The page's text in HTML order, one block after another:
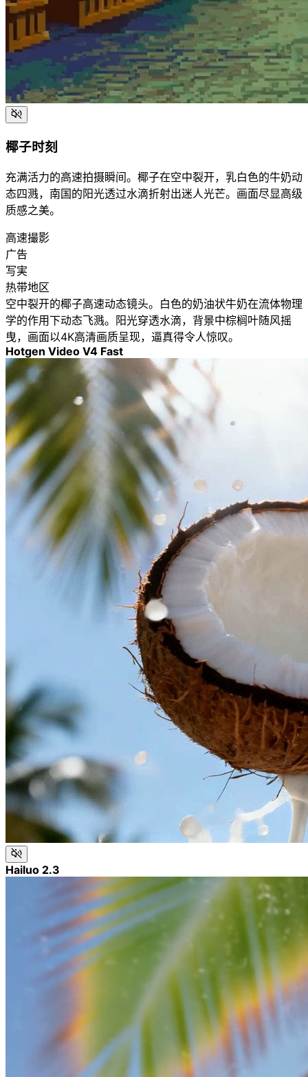
椰子时刻
充满活力的高速拍摄瞬间。椰子在空中裂开，乳白色的牛奶动
态四溅，南国的阳光透过水滴折射出迷人光芒。画面尽显高级
质感之美。
高速撮影
广告
写実
热带地区
空中裂开的椰子高速动态镜头。白色的奶油状牛奶在流体物理
学的作用下动态飞溅。阳光穿透水滴，背景中棕榈叶随风摇
曳，画面以4K高清画质呈现，逼真得令人惊叹。
Hotgen Video V4 Fast
Hailuo 2.3